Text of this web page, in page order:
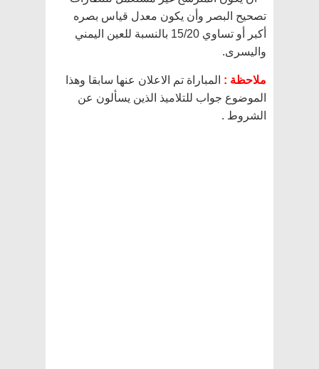
تصحيح البصر وأن يكون معدل قياس بصره
أكبر أو تساوي 15/20 بالنسبة للعين اليمني
واليسرى.
ملاحظة : المباراة تم الاعلان عنها سابقا وهذا
الموضوع جواب للتلاميذ الذين يسألون عن
الشروط .